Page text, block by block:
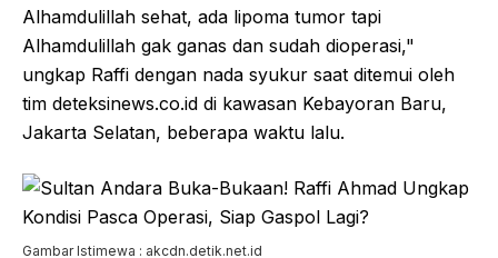
Alhamdulillah sehat, ada lipoma tumor tapi
Alhamdulillah gak ganas dan sudah dioperasi,"
ungkap Raffi dengan nada syukur saat ditemui oleh
tim deteksinews.co.id di kawasan Kebayoran Baru,
Jakarta Selatan, beberapa waktu lalu.
Gambar Istimewa : akcdn.detik.net.id